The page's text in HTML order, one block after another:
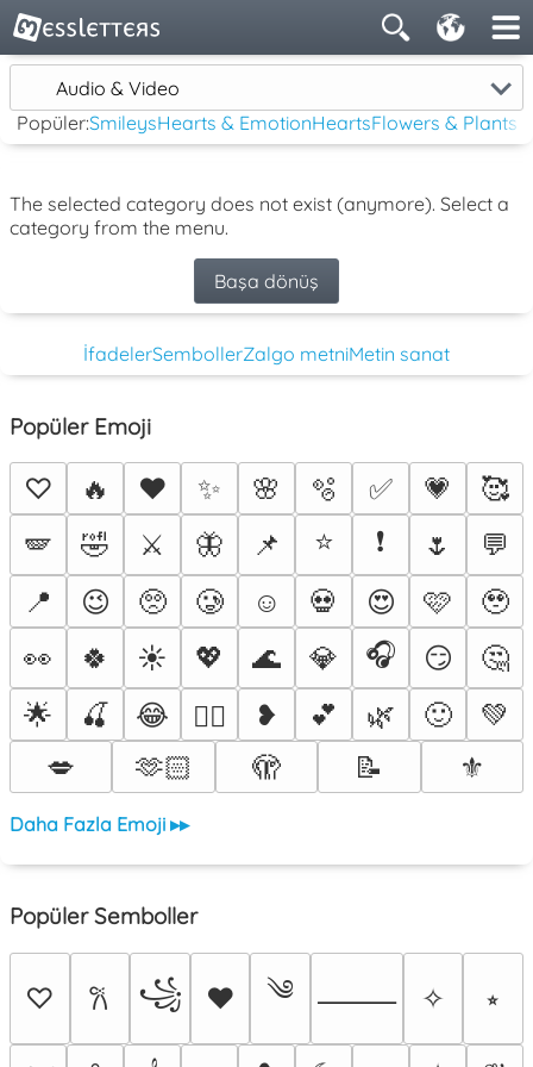
Audio & Video
Popüler:SmileysHearts & EmotionHeartsFlowers & Plants
The selected category does not exist (anymore). Select a
category from the menu.
Başa dönüş
İfadelerSembollerZalgo metniMetin sanat
Popüler Emoji
♡ 🔥 ❤️ ✨ 🌸 🫧 ✅ 💗
🥰
🪽
🤣 ⚔️ 🦋 📌 ⭐ ❗ 🌷
💬
📍
😉 🥺 🥲 ☺️ 💀 😍 🩷
🥹
👀
🍀 ☀️ 💖 🌊 💎 🎧 😏
🤔
🌟
🍒 😂 ❤️‍🔥 ❥ 💕 🌿 🙂
💚
💋
🫶🏻 🫣 📝 ⚜️
Daha Fazla Emoji ▸▸
Popüler Semboller
♡ 𐙚 ꧁ ♥ ༄ ⸻ ✧ ⭒